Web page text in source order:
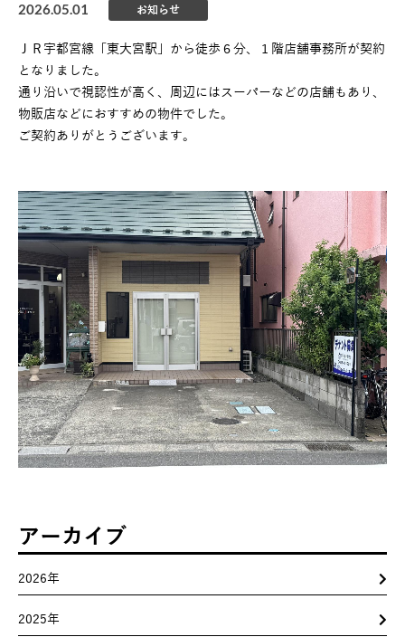
2026.05.01 お知らせ
ＪＲ宇都宮線「東大宮駅」から徒歩６分、１階店舗事務所が契約
となりました。
通り沿いで視認性が高く、周辺にはスーパーなどの店舗もあり、
物販店などにおすすめの物件でした。
ご契約ありがとうございます。
アーカイブ
2026年
2025年